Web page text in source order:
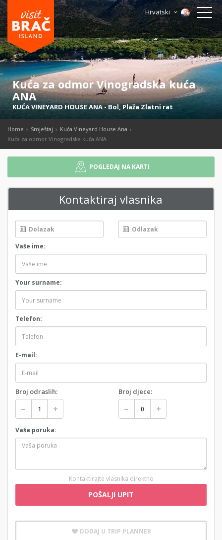
Hrvatski
Kuća za odmor Vinogradska kuća
ANA
KUĆA VINEYARD HOUSE ANA-Bol,Plaža Zlatni rat
Home Smještaj
Kuća Vineyard House Ana
Kuća za odmor Vinogradska kuća ANA
POGLEDAJ NA KARTI
Kontaktiraj vlasnika
Vaše ime:
Your surname:
Telefon:
E-mail:
Broj odraslih: Broj djece:
Vaša poruka:
Kontaktirajte vlasnika direktno
POŠALJI UPIT
DODAJ U TRIP PLANNER